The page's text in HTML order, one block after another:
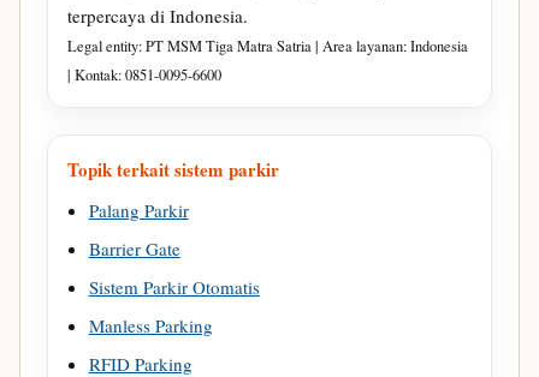
terpercaya di Indonesia.
Legal entity: PT MSM Tiga Matra Satria | Area layanan: Indonesia
| Kontak: 0851-0095-6600
Topik terkait sistem parkir
Palang Parkir
Barrier Gate
Sistem Parkir Otomatis
Manless Parking
RFID Parking